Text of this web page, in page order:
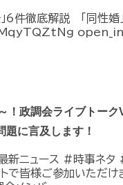
6件徹底解説 「同性婚
！政調会ライブトー
題に言及します！
ニュース #時事ネタ
で皆様ご参加いただ